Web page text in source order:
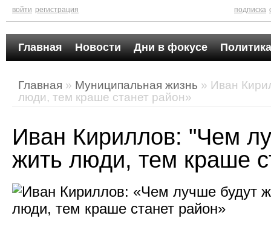
войти регистрация подписка
Главная Новости Дни в фокусе
Главная » Муниципальная жизнь » Иван
люди, тем краше станет район»
Иван Кириллов: "Чем
жить люди, тем краше